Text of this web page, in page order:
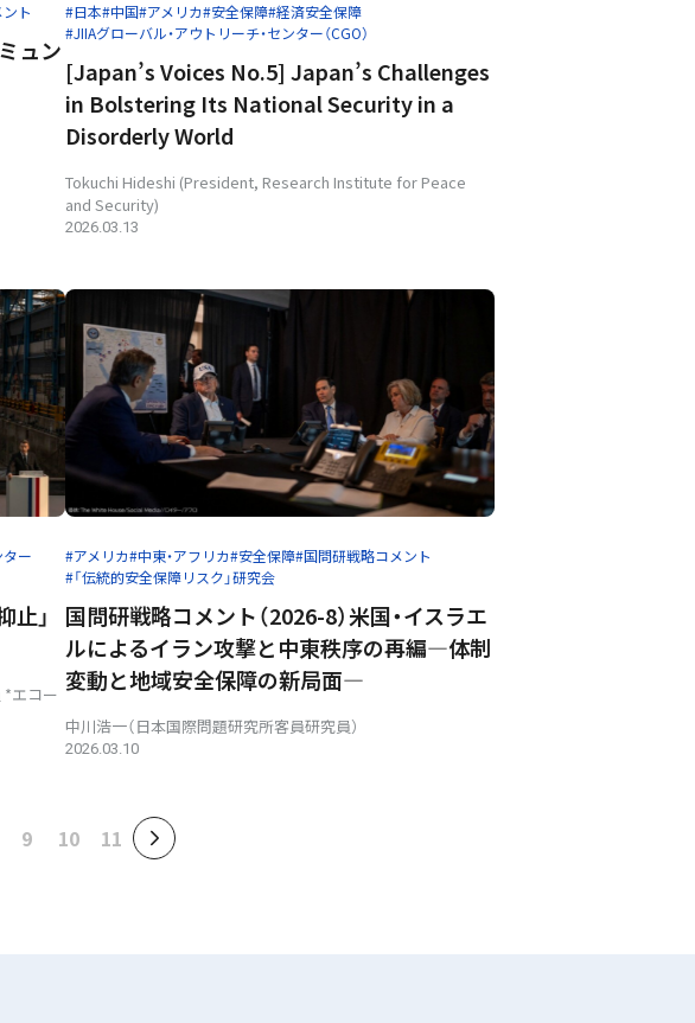
ト
ュン
#日本#中国#アメリカ#安全保障#経済安全保障
#JIIAグローバル・アウトリーチ・センター（CGO）
[Japan’s Voices No.5] Japan’s Challenges
in Bolstering Its National Security in a
Disorderly World
Tokuchi Hideshi (President, Research Institute for Peace
and Security)
2026.03.13
ター
止」
*エコー
#アメリカ#中東・アフリカ#安全保障#国問研戦略コメント
#「伝統的安全保障リスク」研究会
国問研戦略コメント（2026-8）米国・イスラエ
ルによるイラン攻撃と中東秩序の再編―体制
変動と地域安全保障の新局面―
中川浩一（日本国際問題研究所客員研究員）
2026.03.10
9 10 11